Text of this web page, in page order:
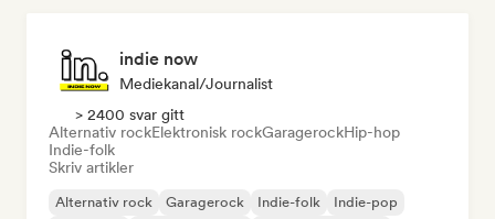
indie now
Mediekanal/journalist
> 2400 svar gitt
Alternativ rockElektronisk rockGaragerockHip-hop
Indie-folk
Skriv artikler
Alternativ rock Garagerock Indie-folk
Indie-pop